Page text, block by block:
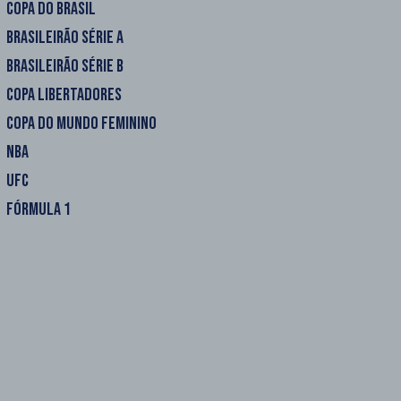
COPA DO BRASIL
BRASILEIRÃO SÉRIE A
BRASILEIRÃO SÉRIE B
COPA LIBERTADORES
COPA DO MUNDO FEMININO
NBA
UFC
FÓRMULA 1